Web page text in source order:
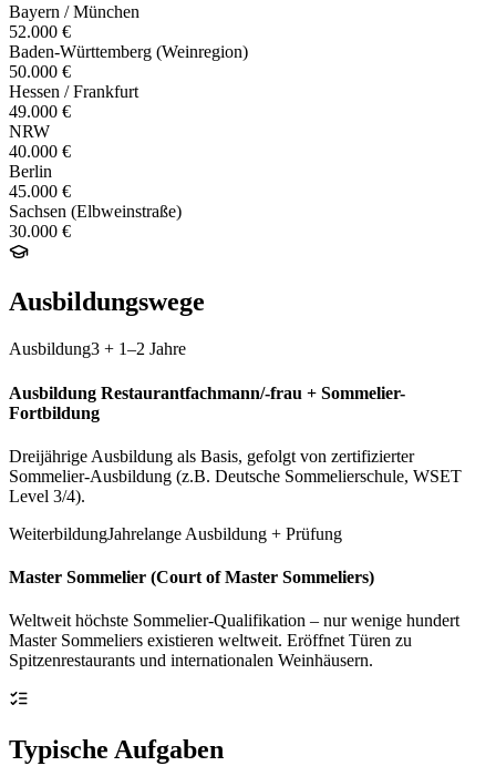
Bayern / München
52.000 €
Baden-Württemberg (Weinregion)
50.000 €
Hessen / Frankfurt
49.000 €
NRW
40.000 €
Berlin
45.000 €
Sachsen (Elbweinstraße)
30.000 €
Ausbildungswege
Ausbildung3 + 1–2 Jahre
Ausbildung Restaurantfachmann/-frau + Sommelier-
Fortbildung
Dreijährige Ausbildung als Basis, gefolgt von zertifizierter
Sommelier-Ausbildung (z.B. Deutsche Sommelierschule, WSET
Level 3/4).
WeiterbildungJahrelange Ausbildung + Prüfung
Master Sommelier (Court of Master Sommeliers)
Weltweit höchste Sommelier-Qualifikation – nur wenige hundert
Master Sommeliers existieren weltweit. Eröffnet Türen zu
Spitzenrestaurants und internationalen Weinhäusern.
Typische Aufgaben